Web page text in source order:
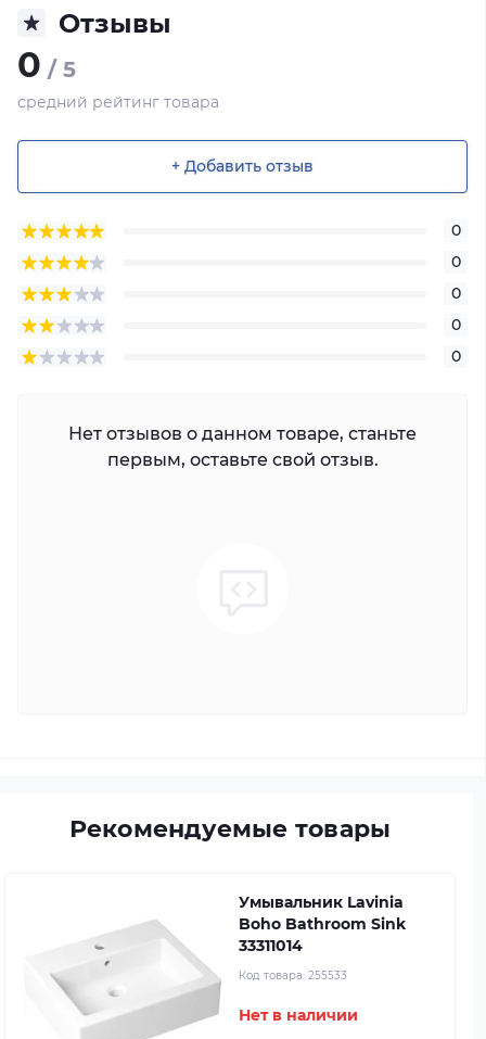
Отзывы
0 / 5
средний рейтинг товара
+ Добавить отзыв
0
0
0
0
0
Нет отзывов о данном товаре, станьте
первым, оставьте свой отзыв.
Рекомендуемые товары
Умывальник Lavinia
Boho Bathroom Sink
33311014
Код товара: 255533
Нет в наличии